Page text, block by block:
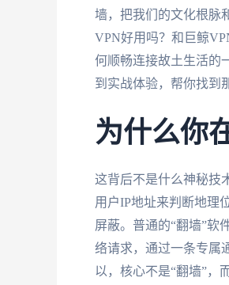
墙，把我们的文化根脉
VPN好用吗？和巨鲸
何顺畅连接故土生活的
到实战体验，帮你找到
为什么你
这背后不是什么神秘技
用户IP地址来判断地理
屏蔽。普通的“翻墙”软
络请求，通过一条专属
以，核心不是“翻墙”，